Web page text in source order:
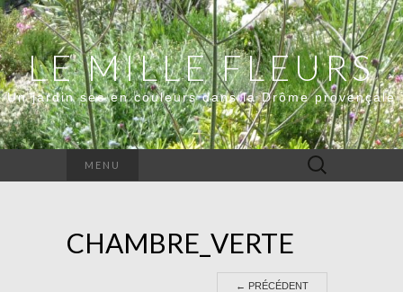
LE MILLE FLEURS
Un jardin sec en couleurs dans la Drôme provençale
MENU Rechercher :
CHAMBRE_VERTE
← PRÉCÉDENT